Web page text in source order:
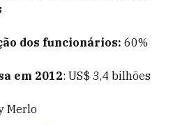
dos funcionários: 60%
em 2012: US$ 3,4 bilhões
Merlo